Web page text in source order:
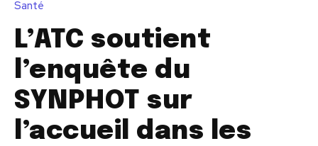
Santé
L’ATC soutient
l’enquête du
SYNPHOT sur
l’accueil dans les